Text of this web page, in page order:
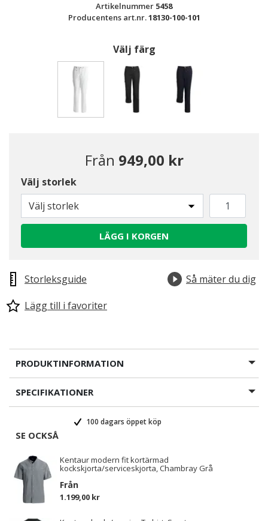
Artikelnummer 5458
Producentens art.nr.18130-100-101
Välj färg
Från 949,00 kr
Välj storlek
Välj storlek
LÄGG I KORGEN
Storleksguide
Så mäter du dig
Lägg till i favoriter
PRODUKTINFORMATION
SPECIFIKATIONER
100 dagars öppet köp
SE OCKSÅ
Kentaur modern fit kortärmad
kockskjorta/serviceskjorta, Chambray Grå
Från
1.199,00 kr